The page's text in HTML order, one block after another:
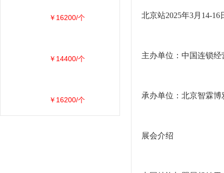
北京站2025年3月14-
主办单位：中国连锁经
承办单位：北京智霖
展会介绍
￥16200/个
￥14400/个
￥16200/个